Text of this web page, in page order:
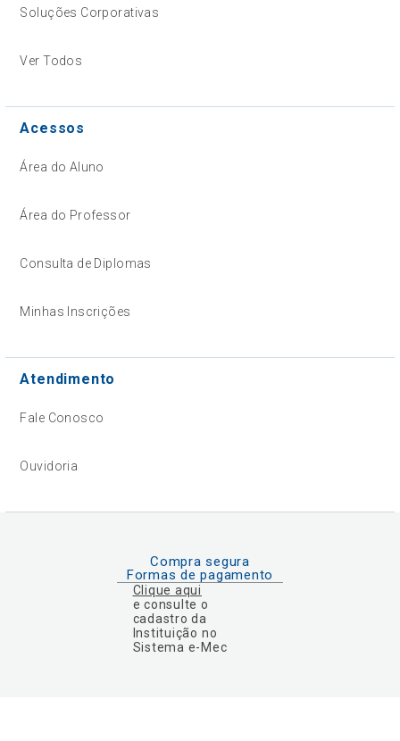
Soluções Corporativas
Ver Todos
Acessos
Área do Aluno
Área do Professor
Consulta de Diplomas
Minhas Inscrições
Atendimento
Fale Conosco
Ouvidoria
Compra segura
Formas de pagamento
Clique aqui
e consulte o
cadastro da
Instituição no
Sistema e-Mec